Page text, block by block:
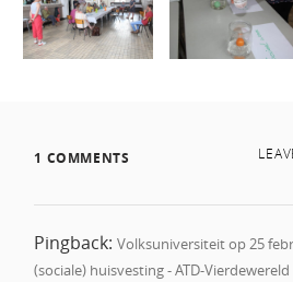
1 COMMENTS
Pingback:Volksuniversiteit op 25
(sociale) huisvesting - ATD-Vierdewereld